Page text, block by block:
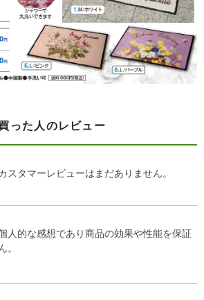
った人のレビュー
スタマーレビューはまだありません。
人的な感想であり商品の効果や性能を保証
。